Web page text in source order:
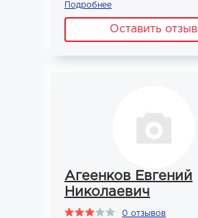
Подробнее
Оставить отзыв
Агеенков Евгений
Николаевич
0 отзывов